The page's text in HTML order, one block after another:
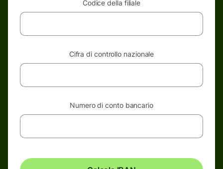
Codice della filiale
Cifra di controllo nazionale
Numero di conto bancario